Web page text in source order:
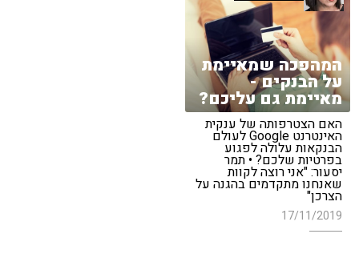
המהפכה שמאיימת
על הבנקים -
מאיימת גם עליכם?
האם הצטרפותה של ענקית
האינטרנט Google לעולם
הבנקאות עלולה לפגוע
בפרטיות שלכם? • תמר
יסעור: "אני רוצה לקוות
שאנחנו מתקדמים בהגנה על
הצרכן"
17/11/2019